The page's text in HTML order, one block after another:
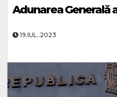
Adunarea Generală
19.IUL..2023